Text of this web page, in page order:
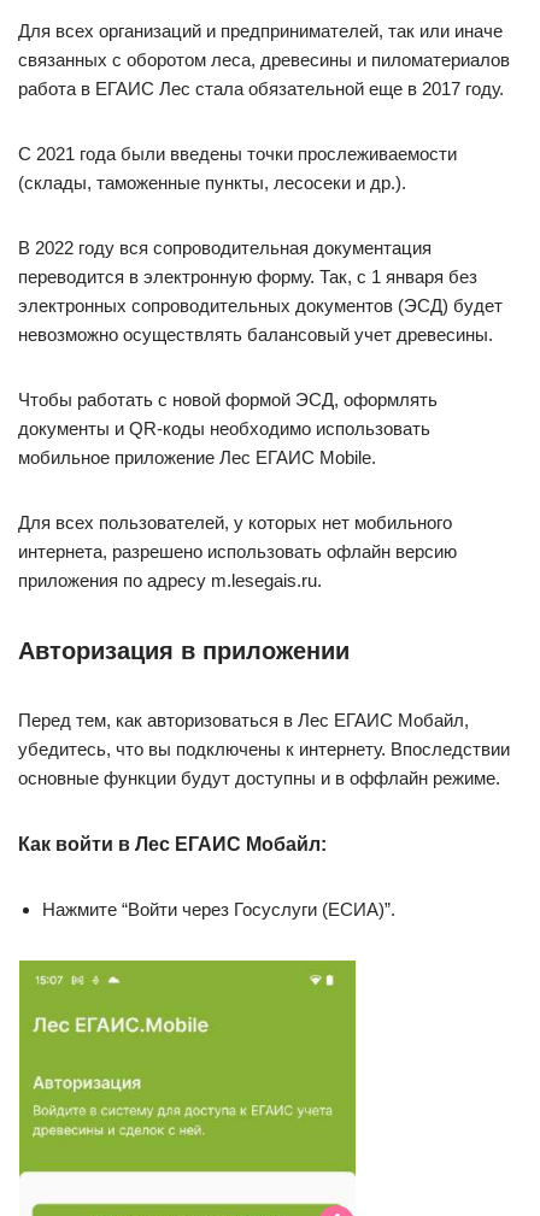
Для всех организаций и предпринимателей, так или иначе
связанных с оборотом леса, древесины и пиломатериалов
работа в ЕГАИС Лес стала обязательной еще в 2017 году.
С 2021 года были введены точки прослеживаемости
(склады, таможенные пункты, лесосеки и др.).
В 2022 году вся сопроводительная документация
переводится в электронную форму. Так, с 1 января без
электронных сопроводительных документов (ЭСД) будет
невозможно осуществлять балансовый учет древесины.
Чтобы работать с новой формой ЭСД, оформлять
документы и QR-коды необходимо использовать
мобильное приложение Лес ЕГАИС Mobile.
Для всех пользователей, у которых нет мобильного
интернета, разрешено использовать офлайн версию
приложения по адресу m.lesegais.ru.
Авторизация в приложении
Перед тем, как авторизоваться в Лес ЕГАИС Мобайл,
убедитесь, что вы подключены к интернету. Впоследствии
основные функции будут доступны и в оффлайн режиме.
Как войти в Лес ЕГАИС Мобайл:
Нажмите “Войти через Госуслуги (ЕСИА)”.